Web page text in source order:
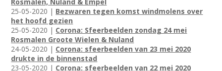
25-05-2020 | Bezwaren tegen komst windmolens over
het hoofd gezien
25-05-2020 | Corona: Sfeerbeelden zondag 24 mei
Rosmalen Groote Wielen & Nuland
24-05-2020 | Corona: sfeerbeelden van 23 mei 2020
drukte in de binnenstad
23-05-2020 | Corona: sfeerbeelden van 22 mei 2020